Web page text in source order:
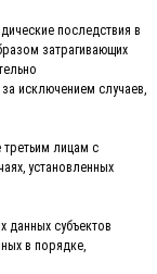
последствия в
затрагивающих
исключением случаев,
лицам с
установленных
данных субъектов
в порядке,